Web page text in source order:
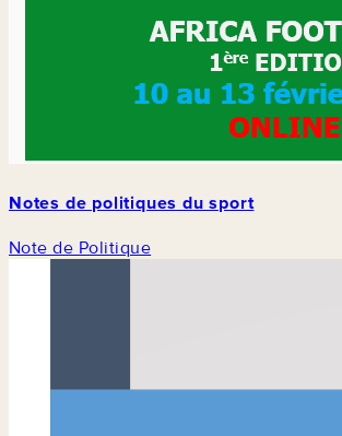
Notes de politiques du sport
Note de Politique